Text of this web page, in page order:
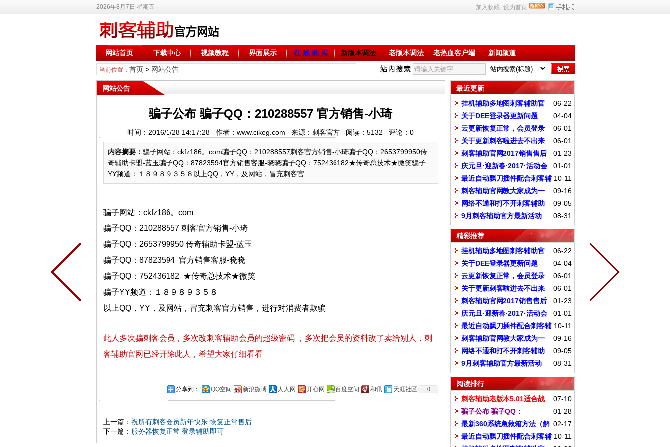
2026年8月7日 星期五 加入收藏 设为首页
网站首页 下载中心 视频教程 界面展示 在 线 购 买 新版本调法 老版本调法 老热血客户端 新闻频道
当前位置： 首页> 网站公告
网站公告
骗子公布 骗子QQ：210288557 官方销售-小琦
时间：2016/1/28 14:17:28 作者：www.cikeg.com 来源：刺客官方 阅读： 5132 评论： 0
内容摘要： 骗子网站：ckfz186。com骗子QQ：210288557刺客官方销售-小琦骗子QQ：2653799950传
奇辅助卡盟-蓝玉骗子QQ：87823594官方销售客服-晓晓骗子QQ：752436182★传奇总技术★微笑骗子
YY频道：１８９８９３５８以上QQ，YY，及网站，冒充刺客官...
骗子网站：ckfz186。com
骗子QQ：210288557 刺客官方销售-小琦
骗子QQ：2653799950 传奇辅助卡盟-蓝玉
骗子QQ：87823594 官方销售客服-晓晓
骗子QQ：752436182 ★传奇总技术★微笑
骗子YY频道：１８９８９３５８
以上QQ，YY，及网站，冒充刺客官方销售，进行对消费者欺骗
此人多次骗刺客会员，多次改刺客辅助会员的超级密码 ，多次把会员的资料改了卖给别人，刺
客辅助官网已经开除此人，希望大家仔细看看
分享到： QQ空间 新浪微博 人人网 开心网 百度空间 和讯 天涯社区 0
上一篇： 祝所有刺客会员新年快乐 恢复正常售后
下一篇： 服务器恢复正常 登录辅助即可
最近更新
06-22
挂机辅助多地图刺客辅助官
网专业制作脚本
04-04
关于DEE登录器更新问题
06-01
云更新恢复正常，会员登录
刺客点击更新就可以了
06-01
关于更新刺客啦进去不出来
登录器处理办法
01-23
刺客辅助官网2017销售售后
规则
01-01
庆元旦·迎新春·2017·活动会
员时间增加百分之50
10-11
最近自动飘刀插件配合刺客辅
助说明
09-16
刺客辅助官网教大家成为一
个高手
09-05
网络不通和打不开刺客辅助
解决办法
08-31
9月刺客辅助官方最新活动
精彩推荐
06-22
挂机辅助多地图刺客辅助官
网专业制作脚本
04-04
关于DEE登录器更新问题
06-01
云更新恢复正常，会员登录
刺客点击更新就可以了
06-01
关于更新刺客啦进去不出来
登录器处理办法
01-23
刺客辅助官网2017销售售后
规则
01-01
庆元旦·迎新春·2017·活动会
员时间增加百分之50
10-11
最近自动飘刀插件配合刺客辅
助说明
09-16
刺客辅助官网教大家成为一
个高手
09-05
网络不通和打不开刺客辅助
解决办法
08-31
9月刺客辅助官方最新活动
阅读排行
07-10
刺客辅助老版本5.01适合战
士（出刀猛，刷刷的）
01-28
骗子公布 骗子QQ：
210288557 官方销售-小琦
02-17
最新360系统急救箱方法（解
决打不开刺客辅助和官网的问题）
10-11
最近自动飘刀插件配合刺客辅